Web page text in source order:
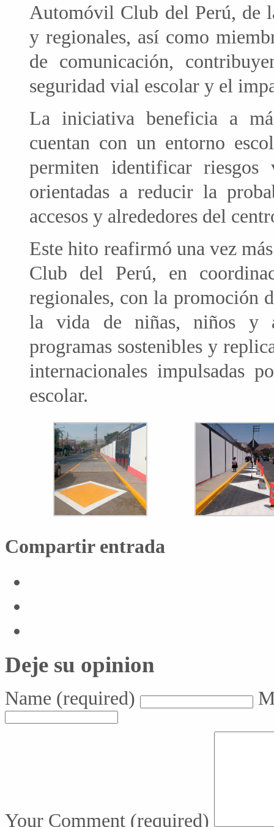
Automóvil Club del Perú, de
y regionales, así como
de comunicación,
seguridad vial escolar y el
La iniciativa beneficia a
cuentan con un entorno
permiten identificar
orientadas a reducir la
accesos y alrededores del
Este hito reafirmó una vez
Club del Perú, en
regionales, con la promoción
la vida de niñas, niños y
programas sostenibles y
internacionales impulsadas
escolar.
Compartir entrada
Deje su opinion
Name (required)
Your Comment (required)